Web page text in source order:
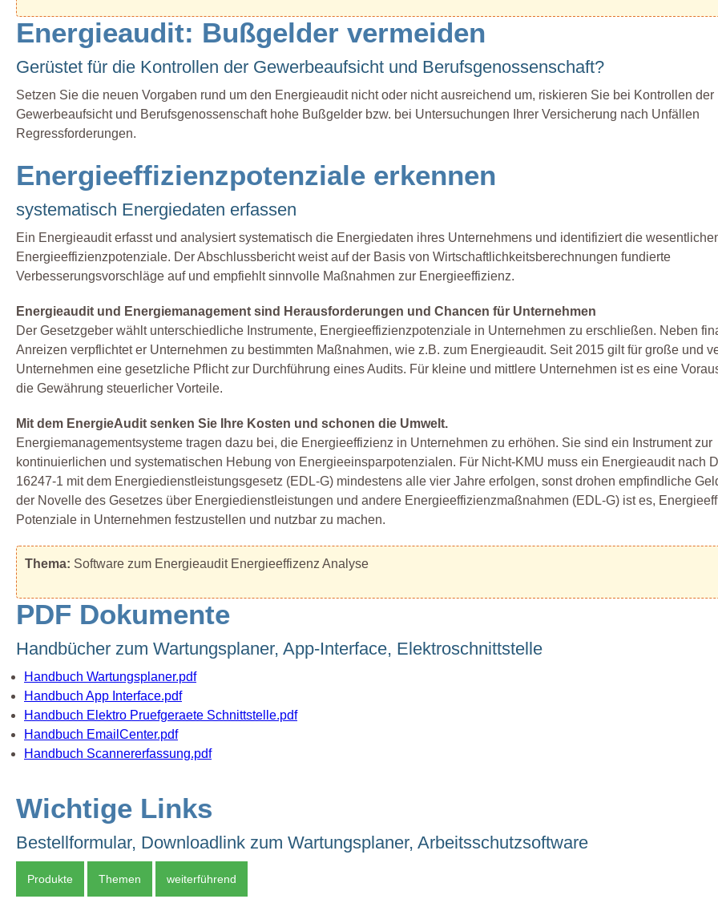
Energieaudit: Bußgelder vermeiden
Gerüstet für die Kontrollen der Gewerbeaufsicht und Berufsgenossenschaft?
Setzen Sie die neuen Vorgaben rund um den Energieaudit nicht oder nicht ausreichend um, riskieren Sie bei Kontrollen der
Gewerbeaufsicht und Berufsgenossenschaft hohe Bußgelder bzw. bei Untersuchungen Ihrer Versicherung nach Unfällen
Regressforderungen.
Energieeffizienzpotenziale erkennen
systematisch Energiedaten erfassen
Ein Energieaudit erfasst und analysiert systematisch die Energiedaten ihres Unternehmens und identifiziert die
Energieeffizienzpotenziale. Der Abschlussbericht weist auf der Basis von Wirtschaftlichkeitsberechnungen fundierte
Verbesserungsvorschläge auf und empfiehlt sinnvolle Maßnahmen zur Energieeffizienz.
Energieaudit und Energiemanagement sind Herausforderungen und Chancen für Unternehmen
Der Gesetzgeber wählt unterschiedliche Instrumente, Energieeffizienzpotenziale in Unternehmen zu erschließen. Neben
Anreizen verpflichtet er Unternehmen zu bestimmten Maßnahmen, wie z.B. zum Energieaudit. Seit 2015 gilt für große und
Unternehmen eine gesetzliche Pflicht zur Durchführung eines Audits. Für kleine und mittlere Unternehmen ist es eine
die Gewährung steuerlicher Vorteile.
Mit dem EnergieAudit senken Sie Ihre Kosten und schonen die Umwelt.
Energiemanagementsysteme tragen dazu bei, die Energieeffizienz in Unternehmen zu erhöhen. Sie sind ein Instrument zur
kontinuierlichen und systematischen Hebung von Energieeinsparpotenzialen. Für Nicht-KMU muss ein Energieaudit nach
16247-1 mit dem Energiedienstleistungsgesetz (EDL-G) mindestens alle vier Jahre erfolgen, sonst drohen empfindliche
der Novelle des Gesetzes über Energiedienstleistungen und andere Energieeffizienzmaßnahmen (EDL-G) ist es,
Potenziale in Unternehmen festzustellen und nutzbar zu machen.
Thema: Software zum Energieaudit Energieeffizenz Analyse
PDF Dokumente
Handbücher zum Wartungsplaner, App-Interface, Elektroschnittstelle
Handbuch Wartungsplaner.pdf
Handbuch App Interface.pdf
Handbuch Elektro Pruefgeraete Schnittstelle.pdf
Handbuch EmailCenter.pdf
Handbuch Scannererfassung.pdf
Wichtige Links
Bestellformular, Downloadlink zum Wartungsplaner, Arbeitsschutzsoftware
Produkte Themen weiterführend